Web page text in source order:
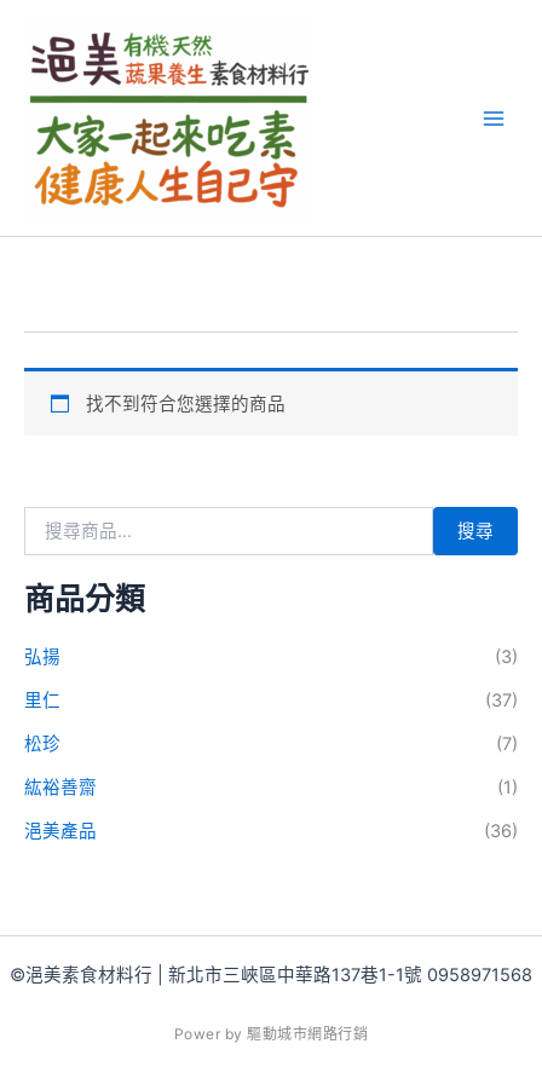
找不到符合您選擇的商品
關
字
搜尋
商品分類
弘揚
(3)
里仁
(37)
松珍
(7)
紘裕善齋
(1)
浥美產品
(36)
©浥美素食材料行 | 新北市三峽區中華路137巷1-1號 0958971568
Power by 驅動城市網路行銷